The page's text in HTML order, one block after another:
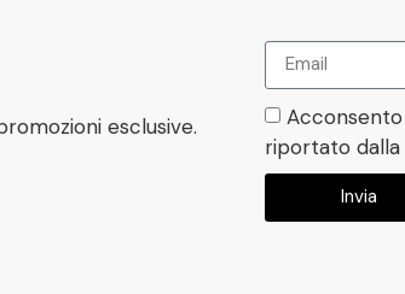
esclusive.
riportato dalla
Invia